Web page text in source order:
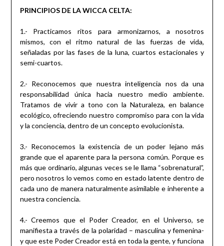
PRINCIPIOS DE LA WICCA CELTA:
1.- Practicamos ritos para armonizarnos, a nosotros
mismos, con el ritmo natural de las fuerzas de vida,
señaladas por las fases de la luna, cuartos estacionales y
semi-cuartos.
2.- Reconocemos que nuestra inteligencia nos da una
responsabilidad única hacia nuestro medio ambiente.
Tratamos de vivir a tono con la Naturaleza, en balance
ecológico, ofreciendo nuestro compromiso para con la vida
y la conciencia, dentro de un concepto evolucionista.
3.- Reconocemos la existencia de un poder lejano más
grande que el aparente para la persona común. Porque es
más que ordinario, algunas veces se le llama “sobrenatural”,
pero nosotros lo vemos como en estado latente dentro de
cada uno de manera naturalmente asimilable e inherente a
nuestra conciencia.
4.- Creemos que el Poder Creador, en el Universo, se
manifiesta a través de la polaridad – masculina y femenina-
y que este Poder Creador está en toda la gente, y funciona